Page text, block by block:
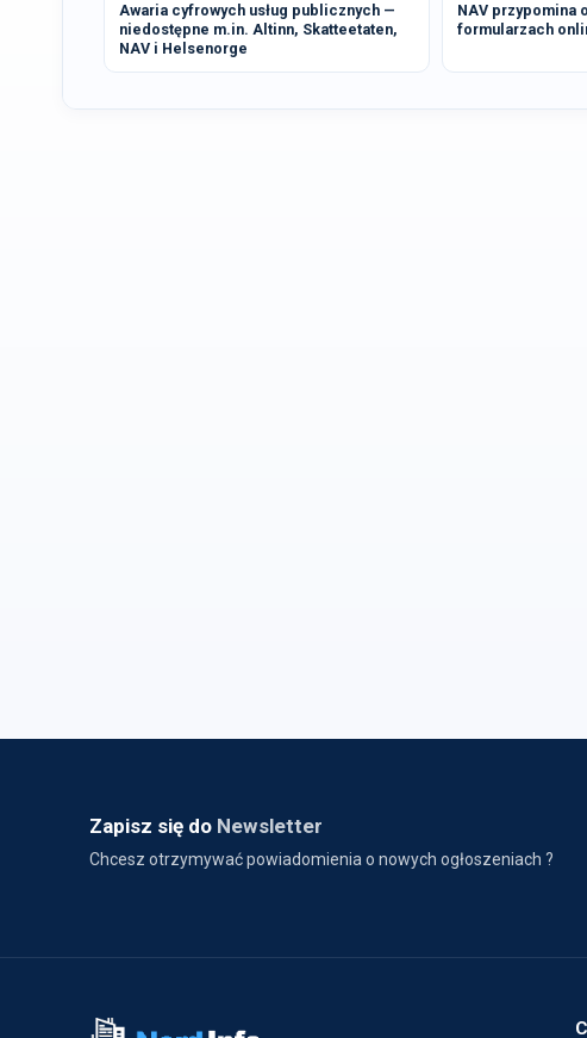
Awaria cyfrowych usług publicznych —
niedostępne m.in. Altinn, Skatteetaten,
NAV i Helsenorge
NAV przypomina
formularzach
Zapisz się do Newsletter
Chcesz otrzymywać powiadomienia o nowych ogłoszeniach ?